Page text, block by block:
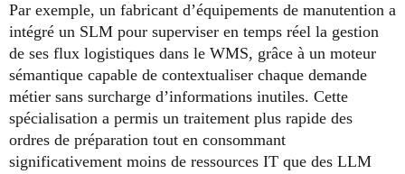
Par exemple, un fabricant d’équipements de manutention a
intégré un SLM pour superviser en temps réel la gestion
de ses flux logistiques dans le WMS, grâce à un moteur
sémantique capable de contextualiser chaque demande
métier sans surcharge d’informations inutiles. Cette
spécialisation a permis un traitement plus rapide des
ordres de préparation tout en consommant
significativement moins de ressources IT que des LLM